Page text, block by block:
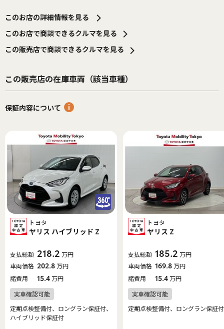
このお店の詳細情報を見る
このお店で商談できるクルマを見る
この販売店で商談できるクルマを見る
この販売店の在庫車両（該当車種）
保証内容について
トヨタ
ヤリス ハイブリッド Z
支払総額 218.2 万円
車両価格 202.8万円
諸費用
15.4万円
定期点検整備付、ロングラン保証付、
ハイブリッド保証付
トヨタ
ヤリス Z
支払総額 185.2 万円
車両価格 169.8万円
諸費用
15.4万円
定期点検整備付、ロングラン保証付